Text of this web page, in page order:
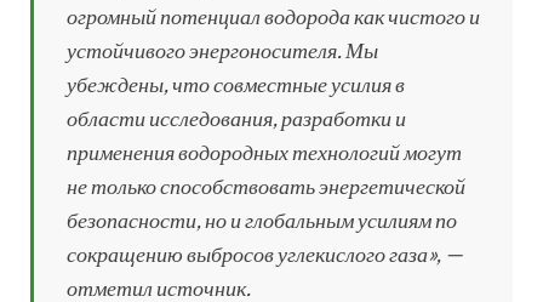
огромный потенциал водорода как чистого и
устойчивого энергоносителя. Мы
убеждены, что совместные усилия в
области исследования, разработки и
применения водородных технологий могут
не только способствовать энергетической
безопасности, но и глобальным усилиям по
сокращению выбросов углекислого газа», —
отметил источник.